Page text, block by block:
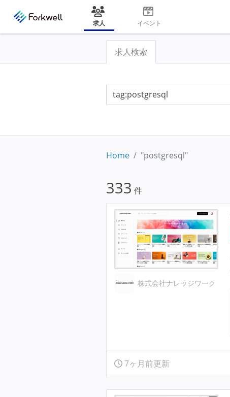
求人 イベント
求人検索
Home "postgresql"
333 件
株式会社ナレッジワーク
7ヶ月前更新